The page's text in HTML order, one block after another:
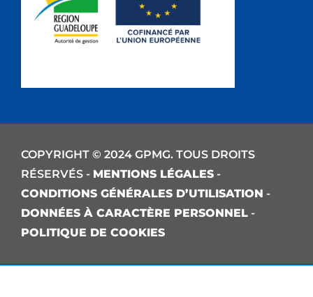
COPYRIGHT © 2024 GPMG. TOUS DROITS
RÉSERVÉS - MENTIONS LÉGALES -
CONDITIONS GÉNÉRALES D’UTILISATION -
DONNÉES À CARACTÈRE PERSONNEL -
POLITIQUE DE COOKIES